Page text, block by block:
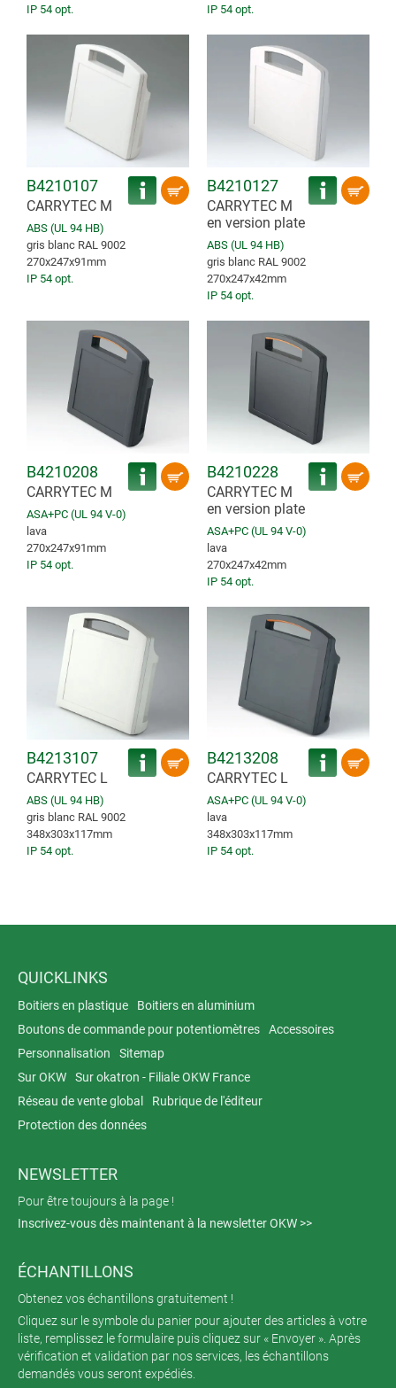
IP 54 opt.
IP 54 opt.
B4210107
CARRYTEC M
ABS (UL 94 HB)
gris blanc RAL 9002
270x247x91mm
IP 54 opt.
B4210127
CARRYTEC M
en version plate
ABS (UL 94 HB)
gris blanc RAL 9002
270x247x42mm
IP 54 opt.
B4210208
CARRYTEC M
ASA+PC (UL 94 V-0)
lava
270x247x91mm
IP 54 opt.
B4210228
CARRYTEC M
en version plate
ASA+PC (UL 94 V-0)
lava
270x247x42mm
IP 54 opt.
B4213107
CARRYTEC L
ABS (UL 94 HB)
gris blanc RAL 9002
348x303x117mm
IP 54 opt.
B4213208
CARRYTEC L
ASA+PC (UL 94 V-0)
lava
348x303x117mm
IP 54 opt.
QUICKLINKS
Boitiers en plastique
Boitiers en aluminium
Boutons de commande pour potentiomètres
Accessoires
Personnalisation
Sitemap
Sur OKW
Sur okatron - Filiale OKW France
Réseau de vente global
Rubrique de l'éditeur
Protection des données
NEWSLETTER
Pour être toujours à la page !
Inscrivez-vous dès maintenant à la newsletter OKW >>
ÉCHANTILLONS
Obtenez vos échantillons gratuitement !
Cliquez sur le symbole du panier pour ajouter des articles à votre
liste, remplissez le formulaire puis cliquez sur « Envoyer ». Après
vérification et validation par nos services, les échantillons
demandés vous seront expédiés.